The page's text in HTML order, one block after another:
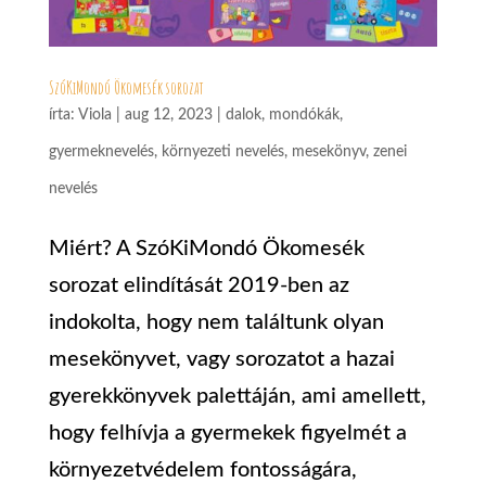
SzóKiMondó Ökomesék sorozat
írta: Viola aug 12, 2023| dalok, mondókák,
gyermeknevelés, környezeti nevelés, mesekönyv, zenei
nevelés
Miért? A SzóKiMondó Ökomesék
sorozat elindítását 2019-ben az
indokolta, hogy nem találtunk olyan
mesekönyvet, vagy sorozatot a hazai
gyerekkönyvek palettáján, ami amellett,
hogy felhívja a gyermekek figyelmét a
környezetvédelem fontosságára,